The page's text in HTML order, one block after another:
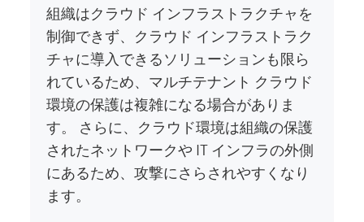
組織はクラウド インフラストラクチャを
制御できず、クラウド インフラストラク
チャに導入できるソリューションも限ら
れているため、マルチテナント クラウド
環境の保護は複雑になる場合がありま
す。 さらに、クラウド環境は組織の保護
されたネットワークや IT インフラの外側
にあるため、攻撃にさらされやすくなり
ます。